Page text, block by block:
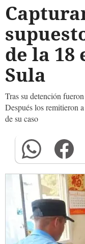
de la 18
Sula
Tras su detención
Después los remitieron
de su caso